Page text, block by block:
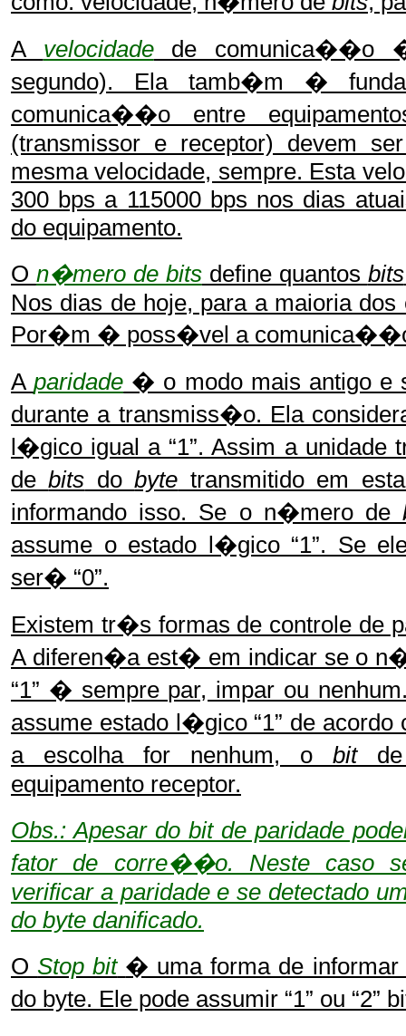
A velocidadede comunica��o
segundo). Ela tamb�m �
comunica��o entre
(transmissor e receptor) devem
mesma velocidade, sempre. Esta
300 bps a 115000 bps nos dias
do equipamento.
O n�mero de bitsdefine quantos bits
Nos dias de hoje, para a maioria
Por�m � poss�vel a
Aparidade � o modo mais antigo e
durante a transmiss�o. Ela
l�gico igual a “1”. Assim a unidade
debits dobyte transmitido em
informando isso. Se o n�mero de
assume o estado l�gico “1”. Se
ser� “0”.
Existem tr�s formas de controle de
A diferen�a est� em indicar se o
“1” � sempre par, impar ou
assume estado l�gico “1” de
a escolha for nenhum, o bitde
equipamento receptor.
Obs.: Apesar do bit de paridade
fator de corre��o. Neste caso
verificar a paridade e se detectado
do byte danificado.
OStop bit � uma forma de informar
do byte. Ele pode assumir “1” ou “2”